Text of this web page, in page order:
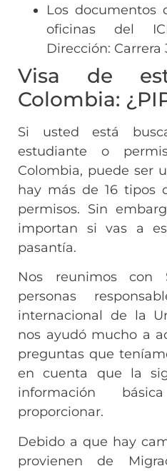
Los documentos
oficinas del
Dirección: Carrera
Visa de
Colombia:
Si usted está
estudiante o
Colombia, puede ser
hay más de 16 tipos
permisos. Sin
importan si vas a
pasantía.
Nos reunimos con
personas
internacional de la
nos ayudó mucho a
preguntas que
en cuenta que la
información
proporcionar.
Debido a que hay
provienen de